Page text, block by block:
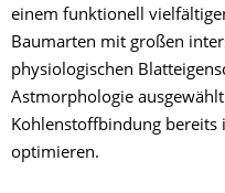
einem funktionell
Baumarten mit großen
physiologischen
Astmorphologie
Kohlenstoffbindung bereits
optimieren.